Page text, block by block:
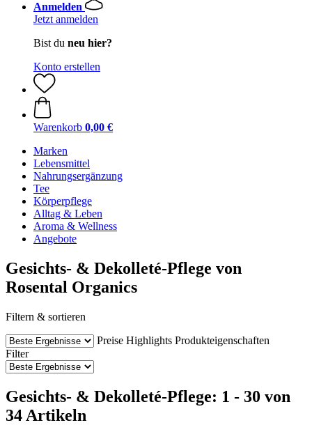
Anmelden
Jetzt anmelden
Bist du neu hier?
Konto erstellen
Warenkorb 0,00 €
Marken
Lebensmittel
Nahrungsergänzung
Tee
Körperpflege
Alltag & Leben
Aroma & Wellness
Angebote
Gesichts- & Dekolleté-Pflege von
Rosental Organics
Filtern & sortieren
Preise Highlights Produkteigenschaften
Filter
Gesichts- & Dekolleté-Pflege: 1 - 30 von
34 Artikeln